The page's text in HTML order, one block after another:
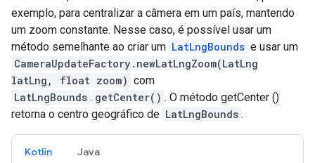
exemplo, para centralizar a câmera em um país, mantendo
um zoom constante. Nesse caso, é possível usar um
método semelhante ao criar um LatLngBounds e usar um
CameraUpdateFactory.newLatLngZoom(LatLng
latLng, float zoom) com
LatLngBounds . getCenter() . O método getCenter ()
retorna o centro geográfico de LatLngBounds .
Kotlin Java